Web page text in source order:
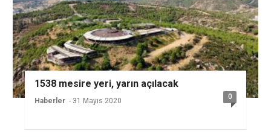
1538 mesire yeri, yarın açılacak
Haberler - 31 Mayıs 2020 0